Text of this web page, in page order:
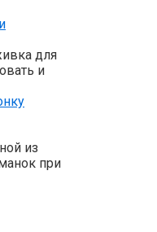
для
и
из
при